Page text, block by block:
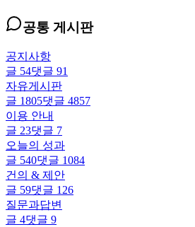
공통 게시판
공지사항
글 54댓글 91
자유게시판
글 1805댓글 4857
이용 안내
글 23댓글 7
오늘의 성과
글 540댓글 1084
건의 & 제안
글 59댓글 126
질문과답변
글 4댓글 9